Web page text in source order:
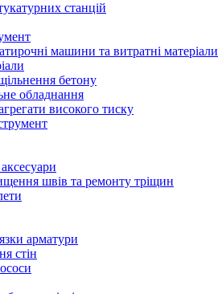
станцій
машини та витратні матеріали
бетону
обладнання
високого тиску
аксесуари
швів та ремонту тріщин
арматури
стін